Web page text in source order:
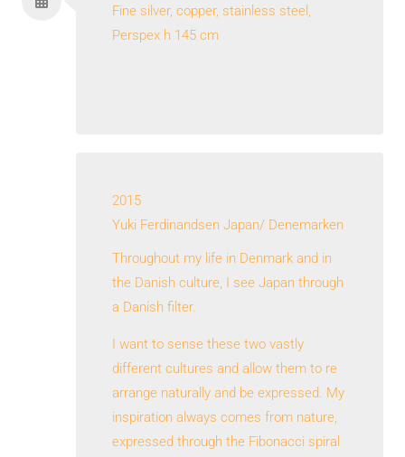
Fine silver, copper, stainless steel,
Perspex h 145 cm
2015
Yuki Ferdinandsen Japan/ Denemarken
Throughout my life in Denmark and in
the Danish culture, I see Japan through
a Danish filter.
I want to sense these two vastly
different cultures and allow them to re
arrange naturally and be expressed. My
inspiration always comes from nature,
expressed through the Fibonacci spiral